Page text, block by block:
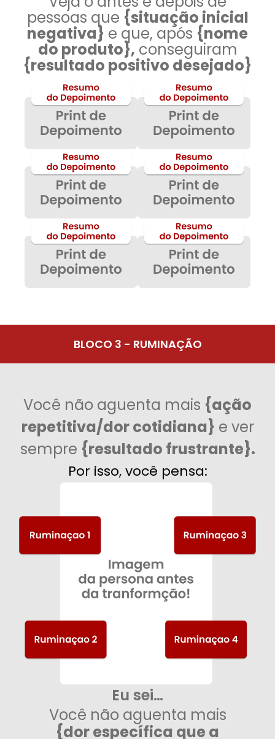
pessoas que {situação inicial
negativa} e que, após {nome
do produto}, conseguiram
{resultado positivo desejado}
BLOCO 3 - RUMINAÇÃO
Você não aguenta mais {ação
repetitiva/dor cotidiana} e ver
sempre {resultado frustrante}.
Por isso, você pensa:
Eu sei…
Você não aguenta mais
{dor específica que a